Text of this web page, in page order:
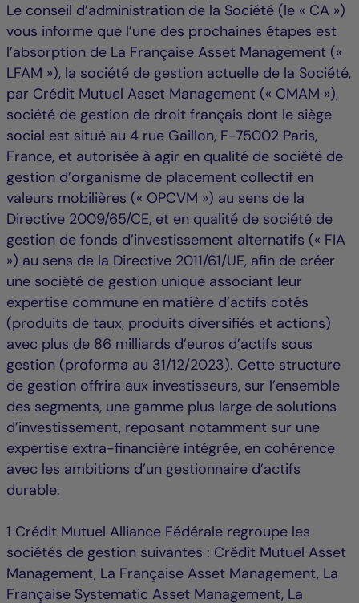
Le conseil d’administration de la Société (le « CA »)
vous informe que l’une des prochaines étapes est
l’absorption de La Française Asset Management («
LFAM »), la société de gestion actuelle de la Société,
par Crédit Mutuel Asset Management (« CMAM »),
société de gestion de droit français dont le siège
social est situé au 4 rue Gaillon, F-75002 Paris,
France, et autorisée à agir en qualité de société de
gestion d’organisme de placement collectif en
valeurs mobilières (« OPCVM ») au sens de la
Directive 2009/65/CE, et en qualité de société de
gestion de fonds d’investissement alternatifs (« FIA
») au sens de la Directive 2011/61/UE, afin de créer
une société de gestion unique associant leur
expertise commune en matière d’actifs cotés
(produits de taux, produits diversifiés et actions)
avec plus de 86 milliards d’euros d’actifs sous
gestion (proforma au 31/12/2023). Cette structure
de gestion offrira aux investisseurs, sur l’ensemble
des segments, une gamme plus large de solutions
d’investissement, reposant notamment sur une
expertise extra-financière intégrée, en cohérence
avec les ambitions d’un gestionnaire d’actifs
durable.
1 Crédit Mutuel Alliance Fédérale regroupe les
sociétés de gestion suivantes : Crédit Mutuel Asset
Management, La Française Asset Management, La
Française Systematic Asset Management, La